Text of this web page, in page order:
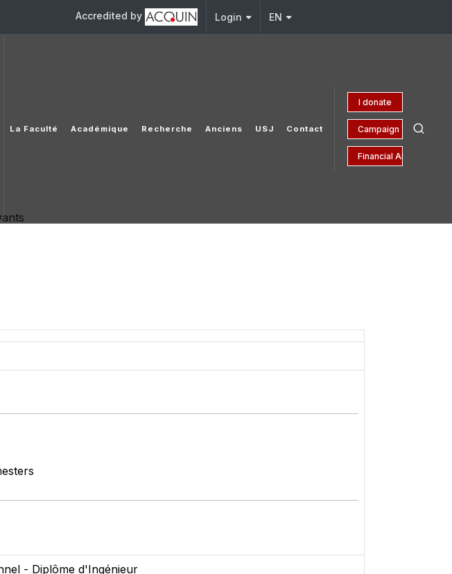
Accredited by Login EN
I donate
Campaign 150 yrs
Financial Aid
La Faculté Académique Recherche Anciens USJ Contact
- Diplôme d'Ingénieur